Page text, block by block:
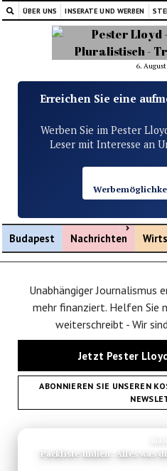
ÜBER UNS INSERATE UND WERBEN
6. August
Erreichen Sie eine
Werben Sie im Pester
Leser mit Interesse an
Budapest Nachrichten
Menü öffnen
Unabhängiger Journalismus
mehr finanziert. Helfen Sie
weiterschreibt - Wir
Jetzt Pester
ABONNIEREN SIE UNSEREN
Packliste Indien: Alles was